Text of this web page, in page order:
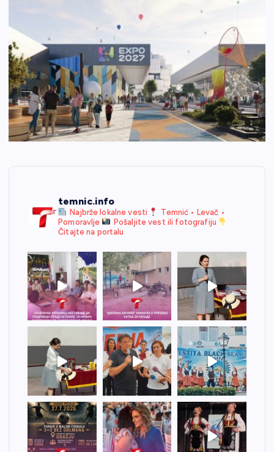
temnic.info
Najbrže lokalne vesti
Temnić • Levač •
Pomoravlje
Pošaljite vest ili fotografiju
Čitajte na portalu